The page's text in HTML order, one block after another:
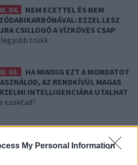
My Personal Information
04.
NEM ECETTEL ÉS NEM
EZZEL LESZ
CSILLOGÓ A VÍZKÖVES CSAP
legjobb trükk
03.
HA MINDIG EZT A MONDATOT
AZ RENDKÍVÜL MAGAS
INTELLIGENCIÁRA UTALHAT
szoktad?
– EMIATT